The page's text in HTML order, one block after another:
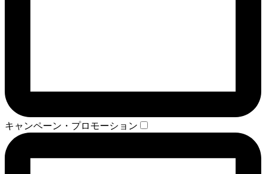
キャンペーン・プロモーション